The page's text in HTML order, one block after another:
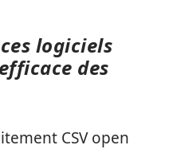
logiciels
des
CSV open